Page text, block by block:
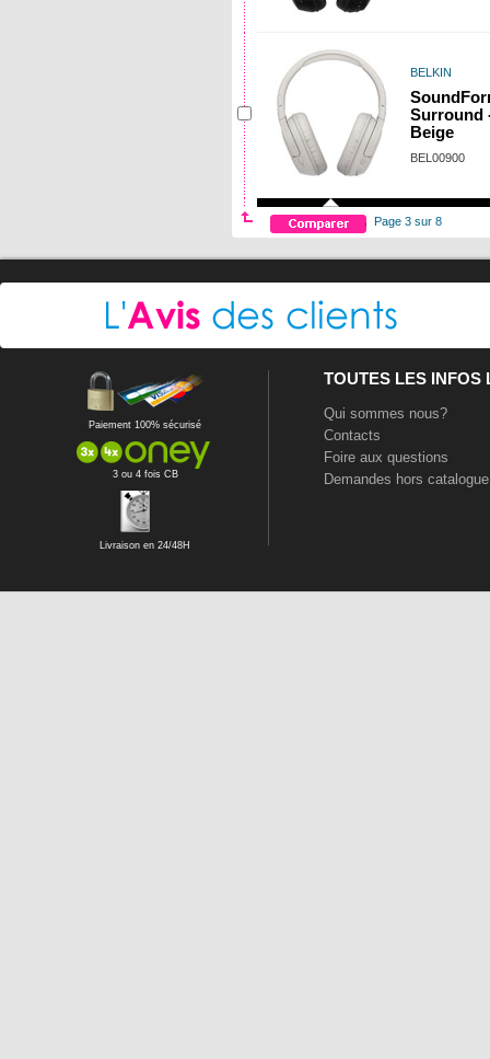
BELKIN
Surround
Beige
BEL00900
Page 3 sur 8
Paiement 100% sécurisé
3 ou 4 fois CB
Livraison en 24/48H
TOUTES LES INFOS
Qui sommes nous?
Contacts
Foire aux questions
Demandes hors catalogue